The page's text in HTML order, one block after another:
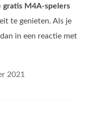
gratis M4A‑spelers
te genieten. Als je
in een reactie met
2021